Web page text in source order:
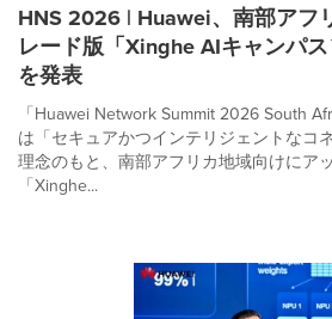
HNS 2026 | Huawei、南部アフ
レード版「Xinghe AIキャンパス
を発表
「Huawei Network Summit 2026 South
は「セキュアかつインテリジェントなコ
理念のもと、南部アフリカ地域向けにア
「Xinghe...